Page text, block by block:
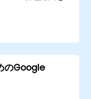
テナ管理の仕組
と設定手順を学
・設定する方法
のGoogle